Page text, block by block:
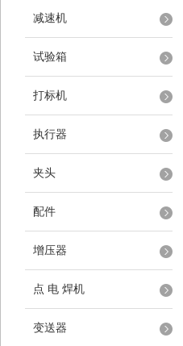
减速机
试验箱
打标机
执行器
夹头
配件
增压器
点 电 焊机
变送器